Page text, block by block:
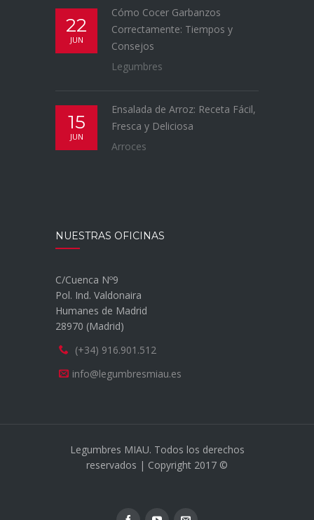
22
JUN
Cómo Cocer Garbanzos
Correctamente: Tiempos y
Consejos
Legumbres
15
JUN
Ensalada de Arroz: Receta Fácil,
Fresca y Deliciosa
Arroces
NUESTRAS OFICINAS
C/Cuenca Nº9
Pol. Ind. Valdonaira
Humanes de Madrid
28970 (Madrid)
(+34) 916.901.512
info@legumbresmiau.es
Legumbres MIAU. Todos los derechos
reservados | Copyright 2017 ©